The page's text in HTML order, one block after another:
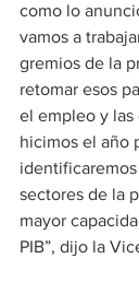
como lo
vamos a
gremios de la
retomar esos
el empleo y
hicimos el año
sectores de la
mayor
PIB”, dijo la